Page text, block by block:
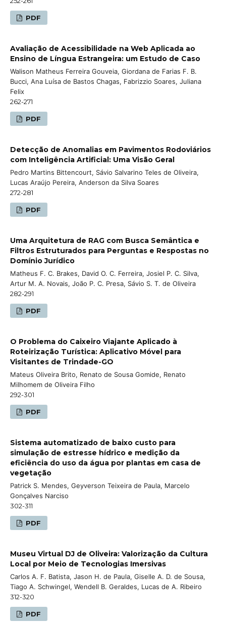
PDF
Avaliação de Acessibilidade na Web Aplicada ao
Ensino de Língua Estrangeira: um Estudo de Caso
Walison Matheus Ferreira Gouveia, Giordana de Farias F. B.
Bucci, Ana Luísa de Bastos Chagas, Fabrizzio Soares, Juliana
Felix
262-271
PDF
Detecção de Anomalias em Pavimentos Rodoviários
com Inteligência Artificial: Uma Visão Geral
Pedro Martins Bittencourt, Sávio Salvarino Teles de Oliveira,
Lucas Araújo Pereira, Anderson da Silva Soares
272-281
PDF
Uma Arquitetura de RAG com Busca Semântica e
Filtros Estruturados para Perguntas e Respostas no
Domínio Jurídico
Matheus F. C. Brakes, David O. C. Ferreira, Josiel P. C. Silva,
Artur M. A. Novais, João P. C. Presa, Sávio S. T. de Oliveira
282-291
PDF
O Problema do Caixeiro Viajante Aplicado à
Roteirização Turística: Aplicativo Móvel para
Visitantes de Trindade-GO
Mateus Oliveira Brito, Renato de Sousa Gomide, Renato
Milhomem de Oliveira Filho
292-301
PDF
Sistema automatizado de baixo custo para
simulação de estresse hídrico e medição da
eficiência do uso da água por plantas em casa de
vegetação
Patrick S. Mendes, Geyverson Teixeira de Paula, Marcelo
Gonçalves Narciso
302-311
PDF
Museu Virtual DJ de Oliveira: Valorização da Cultura
Local por Meio de Tecnologias Imersivas
Carlos A. F. Batista, Jason H. de Paula, Giselle A. D. de Sousa,
Tiago A. Schwingel, Wendell B. Geraldes, Lucas de A. Ribeiro
312-320
PDF